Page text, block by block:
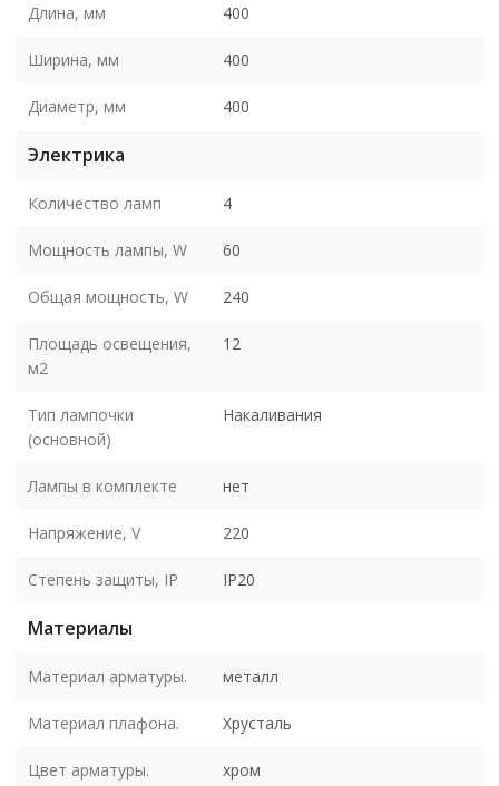
Длина, мм 400
Ширина, мм 400
Диаметр, мм 400
Электрика
Количество ламп 4
Мощность лампы, W 60
Общая мощность, W 240
Площадь освещения,
м2
12
Тип лампочки
(основной)
Накаливания
Лампы в комплекте нет
Напряжение, V 220
Степень защиты, IP IP20
Материалы
Материал арматуры. металл
Материал плафона. Хрусталь
Цвет арматуры. хром